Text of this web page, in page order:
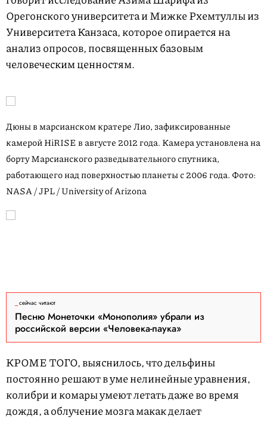
Орегонского университета и Мижке Рхемтуллы из
Университета Канзаса, которое опирается на
анализ опросов, посвященных базовым
человеческим ценностям.
Дюны в марсианском кратере Лио, зафиксированные
камерой HiRISE в августе 2012 года. Камера установлена на
борту Марсианского разведывательного спутника,
работающего над поверхностью планеты с 2006 года. Фото:
NASA / JPL / University of Arizona
сейчас читают
Песню Монеточки «Монополия» убрали из
российской версии «Человека-паука»
КРОМЕ ТОГО, выяснилось, что дельфины
постоянно решают в уме нелинейные уравнения,
колибри и комары умеют летать даже во время
дождя, а облучение мозга макак делает